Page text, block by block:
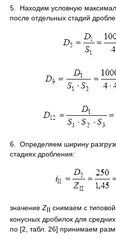
5. Находим условную
после отдельных стадий
6. Определяем ширину
стадиях дробления:
значение ZII снимаем с типовой
конусных дробилок для
по [2, табл. 26] принимаем